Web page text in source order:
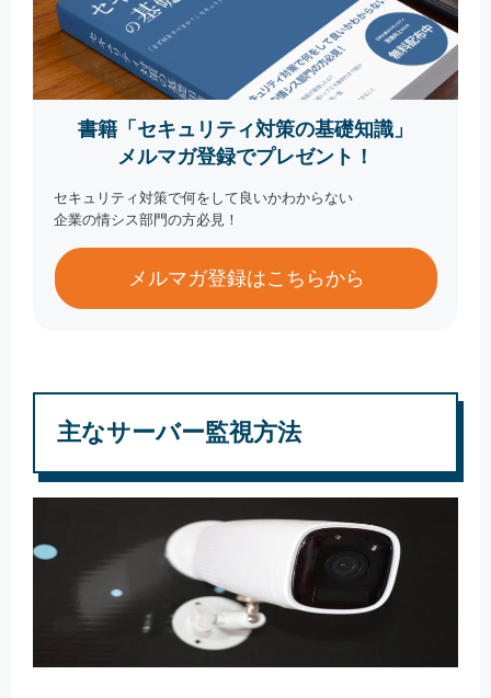
書籍「セキュリティ対策の基礎知識」
メルマガ登録でプレゼント！
セキュリティ対策で何をして良いかわからない
企業の情シス部門の方必見！
メルマガ登録はこちらから
主なサーバー監視方法